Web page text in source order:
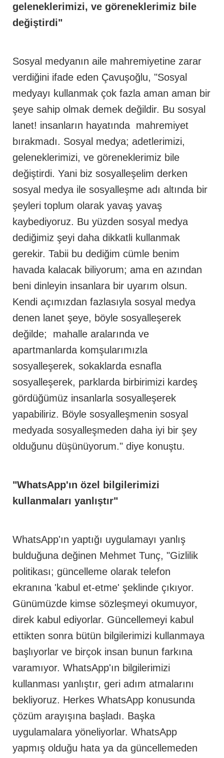
geleneklerimizi, ve göreneklerimiz bile
değiştirdi"
Sosyal medyanın aile mahremiyetine zarar
verdiğini ifade eden Çavuşoğlu, "Sosyal
medyayı kullanmak çok fazla aman aman bir
şeye sahip olmak demek değildir. Bu sosyal
lanet! insanların hayatında mahremiyet
bırakmadı. Sosyal medya; adetlerimizi,
geleneklerimizi, ve göreneklerimiz bile
değiştirdi. Yani biz sosyalleşelim derken
sosyal medya ile sosyalleşme adı altında bir
şeyleri toplum olarak yavaş yavaş
kaybediyoruz. Bu yüzden sosyal medya
dediğimiz şeyi daha dikkatli kullanmak
gerekir. Tabii bu dediğim cümle benim
havada kalacak biliyorum; ama en azından
beni dinleyin insanlara bir uyarım olsun.
Kendi açımızdan fazlasıyla sosyal medya
denen lanet şeye, böyle sosyalleşerek
değilde; mahalle aralarında ve
apartmanlarda komşularımızla
sosyalleşerek, sokaklarda esnafla
sosyalleşerek, parklarda birbirimizi kardeş
gördüğümüz insanlarla sosyalleşerek
yapabiliriz. Böyle sosyalleşmenin sosyal
medyada sosyalleşmeden daha iyi bir şey
olduğunu düşünüyorum." diye konuştu.
"WhatsApp'ın özel bilgilerimizi
kullanmaları yanlıştır"
WhatsApp'ın yaptığı uygulamayı yanlış
bulduğuna değinen Mehmet Tunç, "Gizlilik
politikası; güncelleme olarak telefon
ekranına 'kabul et-etme' şeklinde çıkıyor.
Günümüzde kimse sözleşmeyi okumuyor,
direk kabul ediyorlar. Güncellemeyi kabul
ettikten sonra bütün bilgilerimizi kullanmaya
başlıyorlar ve birçok insan bunun farkına
varamıyor. WhatsApp'ın bilgilerimizi
kullanması yanlıştır, geri adım atmalarını
bekliyoruz. Herkes WhatsApp konusunda
çözüm arayışına başladı. Başka
uygulamalara yöneliyorlar. WhatsApp
yapmış olduğu hata ya da güncellemeden